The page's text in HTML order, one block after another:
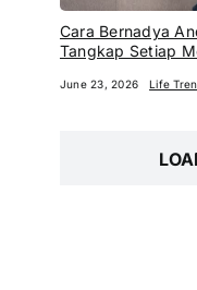
Cara Bernadya
Tangkap Setiap
June 23, 2026 Life